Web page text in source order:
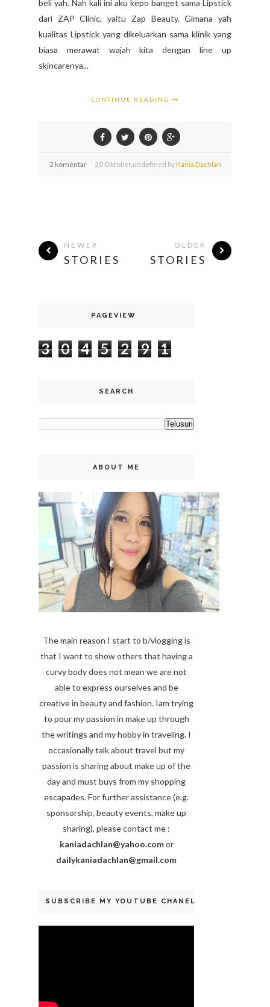
beli yah. Nah kali ini aku kepo banget sama Lipstick
dari ZAP Clinic, yaitu Zap Beauty. Gimana yah
kualitas Lipstick yang dikeluarkan sama klinik yang
biasa merawat wajah kita dengan line up
skincarenya...
CONTINUE READING
2 komentar 20 Oktober,undefined byKania Dachlan
NEWER
STORIES
OLDER
STORIES
PAGEVIEW
3 0 4 5 2 9 1
SEARCH
ABOUT ME
The main reason I start to b/vlogging is
that I want to show others that having a
curvy body does not mean we are not
able to express ourselves and be
creative in beauty and fashion. Iam trying
to pour my passion in make up through
the writings and my hobby in traveling. I
occasionally talk about travel but my
passion is sharing about make up of the
day and must buys from my shopping
escapades. For further assistance (e.g.
sponsorship, beauty events, make up
sharing), please contact me :
kaniadachlan@yahoo.comor
dailykaniadachlan@gmail.com
SUBSCRIBE MY YOUTUBE CHANEL